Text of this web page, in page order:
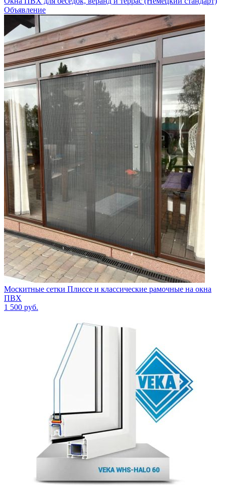
Объявление
Москитные сетки Плиссе и классические рамочные на окна
ПВХ
1 500 руб.